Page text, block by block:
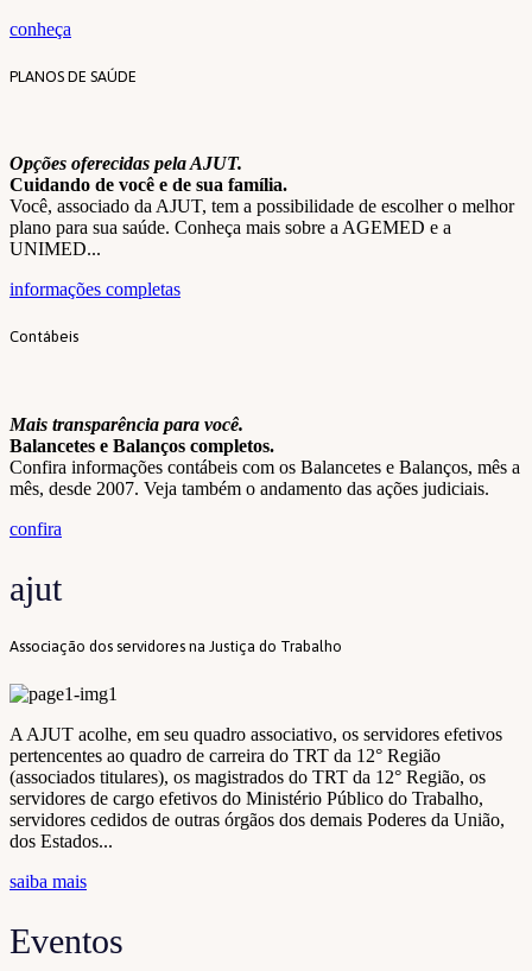
conheça
PLANOS DE SAÚDE
Opções oferecidas pela AJUT.
Cuidando de você e de sua família.
Você, associado da AJUT, tem a possibilidade de escolher o melhor
plano para sua saúde. Conheça mais sobre a AGEMED e a
UNIMED...
informações completas
Contábeis
Mais transparência para você.
Balancetes e Balanços completos.
Confira informações contábeis com os Balancetes e Balanços, mês a
mês, desde 2007. Veja também o andamento das ações judiciais.
confira
ajut
Associação dos servidores na Justiça do Trabalho
A AJUT acolhe, em seu quadro associativo, os servidores efetivos
pertencentes ao quadro de carreira do TRT da 12° Região
(associados titulares), os magistrados do TRT da 12° Região, os
servidores de cargo efetivos do Ministério Público do Trabalho,
servidores cedidos de outras órgãos dos demais Poderes da União,
dos Estados...
saiba mais
Eventos